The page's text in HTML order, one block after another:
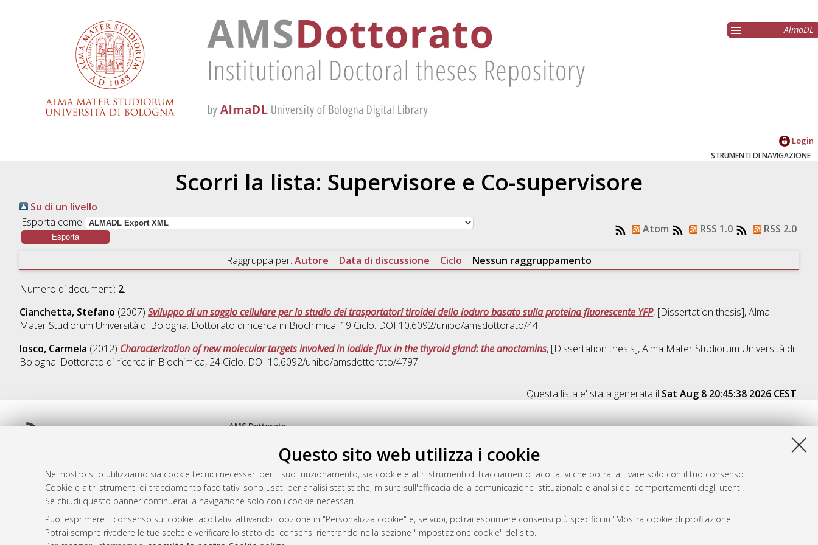
Questo sito web utilizza i cookie
Nel nostro sito utilizziamo sia cookie tecnici necessari per il suo funzionamento, sia cookie e altri strumenti di tracciamento facoltativi che potrai attivare solo con il tuo consenso.
Cookie e altri strumenti di tracciamento facoltativi sono usati per analisi statistiche, misure sull'efficacia della comunicazione istituzionale e analisi dei comportamenti degli utenti.
Se chiudi questo banner continuerai la navigazione solo con i cookie necessari.
Puoi esprimere il consenso sui cookie facoltativi attivando l'opzione in "Personalizza cookie" e, se vuoi, potrai esprimere consensi più specifici in "Mostra cookie di profilazione".
Potrai sempre rivedere le tue scelte e verificare lo stato dei consensi rientrando nella sezione "Impostazione cookie" del sito.
AlmaDL
Login
STRUMENTI DI NAVIGAZIONE
Scorri la lista: Supervisore e Co-supervisore
Su di un livello
Esporta come
Atom RSS 1.0 RSS 2.0
Raggruppa per: Autore | Data di discussione | Ciclo | Nessun raggruppamento
Numero di documenti: 2.
Cianchetta, Stefano (2007) Sviluppo di un saggio cellulare per lo studio dei trasportatori tiroidei dello ioduro basato sulla proteina fluorescente YFP, [Dissertation thesis], Alma
Mater Studiorum Università di Bologna. Dottorato di ricerca in Biochimica, 19 Ciclo. DOI 10.6092/unibo/amsdottorato/44.
Iosco, Carmela (2012) Characterization of new molecular targets involved in iodide flux in the thyroid gland: the anoctamins, [Dissertation thesis], Alma Mater Studiorum Università di
Bologna. Dottorato di ricerca in Biochimica, 24 Ciclo. DOI 10.6092/unibo/amsdottorato/4797.
Questa lista e' stata generata il Sat Aug 8 20:45:38 2026 CEST.
Atom
Rss 2.0
AMS Dottorato
Servizio implementato e gestito daAlmaDL
Impostazioni Cookie
Informativa sulla privacy
Condizioni d’uso del sito